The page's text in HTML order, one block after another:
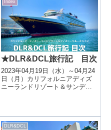
ス”Jammin’chefs”！前回はマジッ
ク・ハプンズ・パレードを紹介
しました。▶モアナやリメンバ
ーミ...
Index
★DLR&DCL旅行記 目次
2023年04月19日（水）～04月24
日（月）カリフォルニアディズ
ニーランドリゾート＆サンディ
ル】ディズニーワンダー号
DLR&DCL